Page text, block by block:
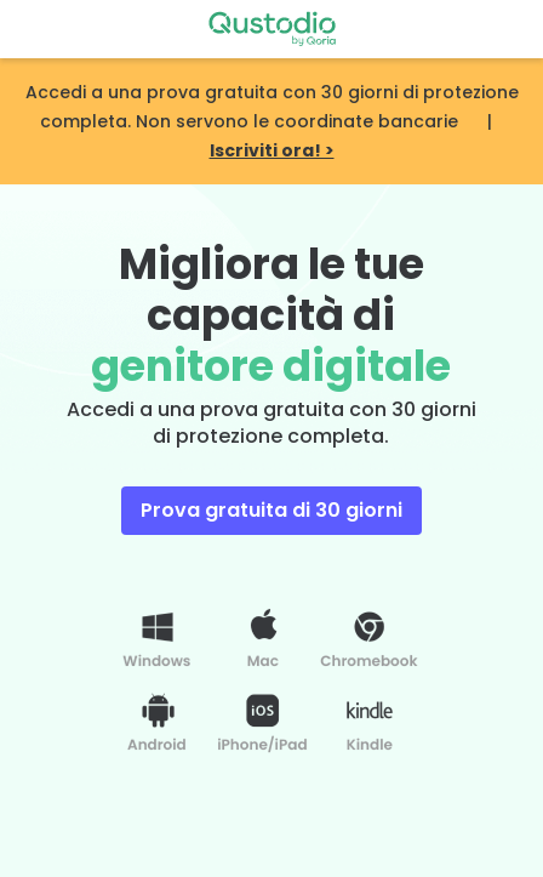
content
Accedi a una prova gratuita con 30 giorni di protezione
completa. Non servono le coordinate bancarie |
Iscriviti ora! >
Migliora le tue
capacità di
genitore digitale
Accedi a una prova gratuita con 30 giorni
di protezione completa.
Prova gratuita di 30 giorni